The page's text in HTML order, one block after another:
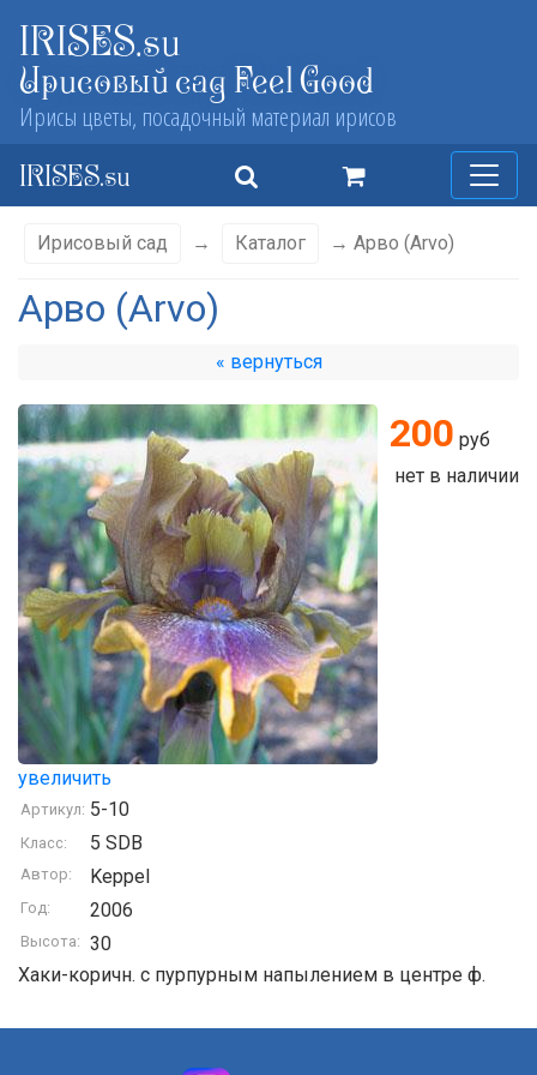
IRISES.su
Ирисовый сад Feel Good
Ирисы цветы, посадочный материал ирисов
IRISES.su
Ирисовый сад → Каталог → Арво (Arvo)
Арво (Arvo)
« вернуться
увеличить
200 руб
нет в наличии
Артикул: 5-10
Класс: 5 SDB
Автор: Keppel
Год: 2006
Высота: 30
Хаки-коричн. с пурпурным напылением в центре ф.